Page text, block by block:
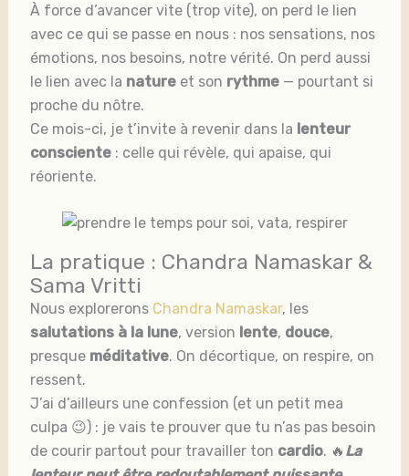
À force d’avancer vite (trop vite), on perd le lien
avec ce qui se passe en nous : nos sensations, nos
émotions, nos besoins, notre vérité. On perd aussi
le lien avec la nature et son rythme — pourtant si
proche du nôtre.
Ce mois-ci, je t’invite à revenir dans la lenteur
consciente: celle qui révèle, qui apaise, qui
réoriente.
La pratique : Chandra Namaskar &
Sama Vritti
Nous explorerons Chandra Namaskar, les
salutations à la lune, version lente, douce,
presque méditative. On décortique, on respire, on
ressent.
J’ai d’ailleurs une confession (et un petit mea
culpa 😉) : je vais te prouver que tu n’as pas besoin
de courir partout pour travailler ton cardio. 🔥 La